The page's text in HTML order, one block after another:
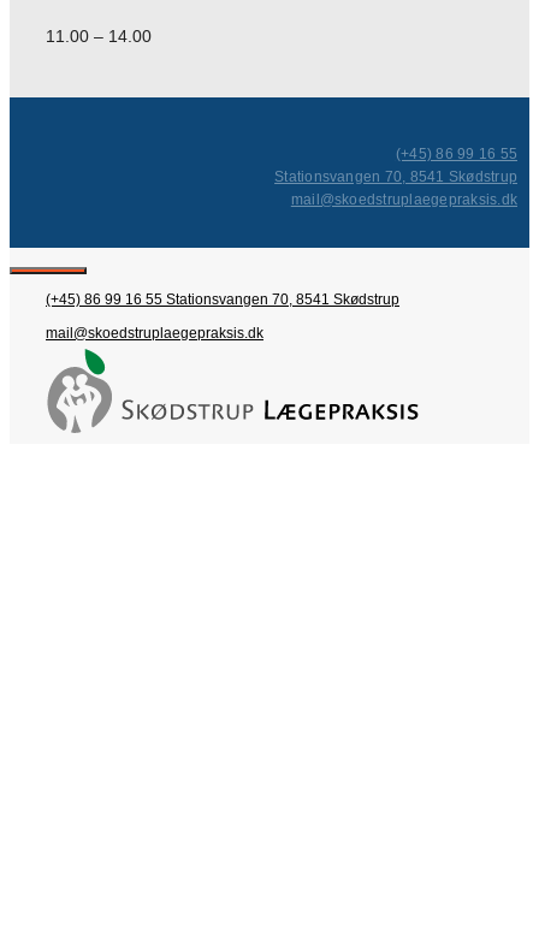
11.00 – 14.00
(+45) 86 99 16 55
Stationsvangen 70, 8541 Skødstrup
mail@skoedstruplaegepraksis.dk
Close
(+45) 86 99 16 55 Stationsvangen 70, 8541 Skødstrup
mail@skoedstruplaegepraksis.dk